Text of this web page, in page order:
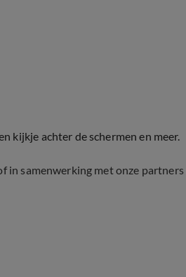
kijkje achter de schermen en meer.
samenwerking met onze